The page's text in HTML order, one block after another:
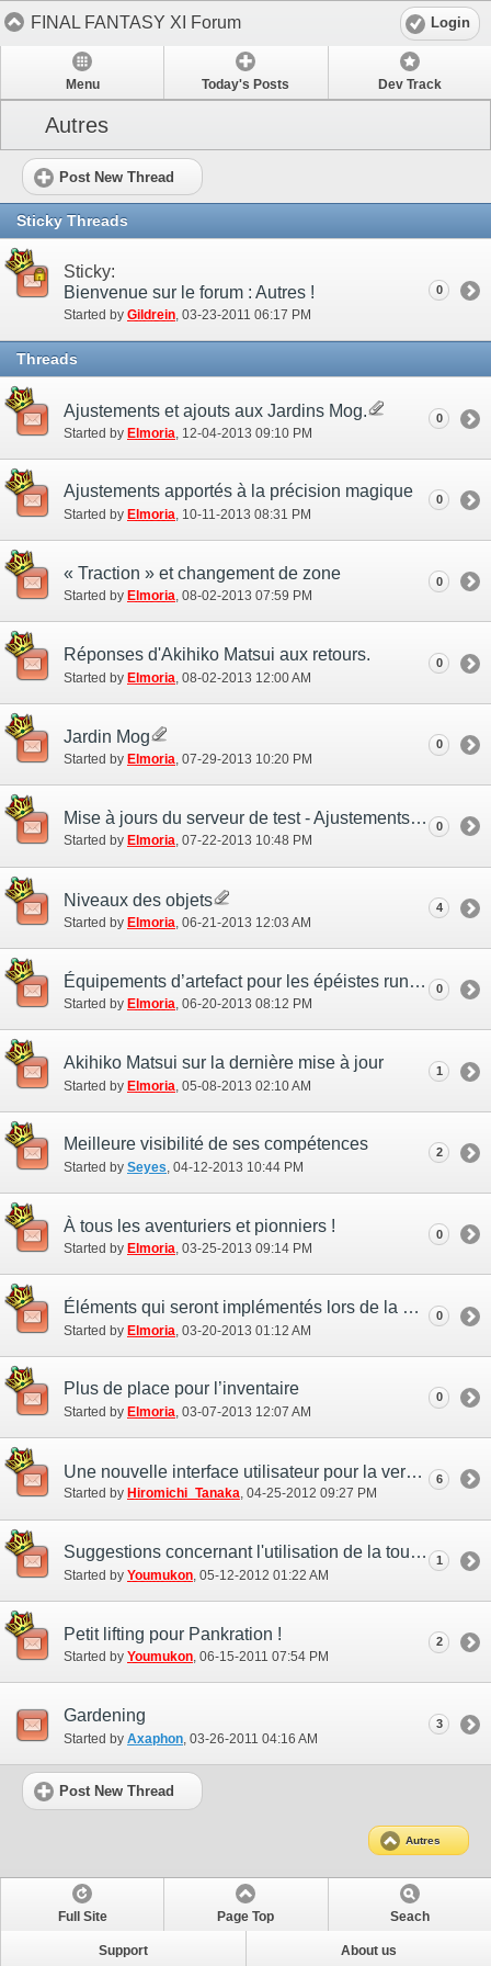
FINAL FANTASY XI Forum Login
Menu Today's Posts Dev Track
Autres
Post New Thread
Sticky Threads
Sticky:
Bienvenue sur le forum : Autres !
Started by Gildrein‎, 03-23-2011 06:17 PM
0
Threads
Ajustements et ajouts aux Jardins Mog.
Started by Elmoria ‎, 12-04-2013 09:10 PM
0
Ajustements apportés à la précision magique
Started by Elmoria‎, 10-11-2013 08:31 PM
0
« Traction » et changement de zone
Started by Elmoria‎, 08-02-2013 07:59 PM
0
Réponses d'Akihiko Matsui aux retours.
Started by Elmoria ‎, 08-02-2013 12:00 AM
0
Jardin Mog
Started by Elmoria‎, 07-29-2013 10:20 PM
0
Mise à jours du serveur de test - Ajustements des objets
Started by Elmoria‎, 07-22-2013 10:48 PM
0
Niveaux des objets
Started by Elmoria ‎, 06-21-2013 12:03 AM
4
Équipements d’artefact pour les épéistes runiques et les géomanciens.
Started by Elmoria‎, 06-20-2013 08:12 PM
0
Akihiko Matsui sur la dernière mise à jour
Started by Elmoria ‎, 05-08-2013 02:10 AM
1
Meilleure visibilité de ses compétences
Started by Seyes‎, 04-12-2013 10:44 PM
2
À tous les aventuriers et pionniers !
Started by Elmoria‎, 03-25-2013 09:14 PM
0
Éléments qui seront implémentés lors de la mise à jour du 27 mars
Started by Elmoria ‎, 03-20-2013 01:12 AM
0
Plus de place pour l’inventaire
Started by Elmoria‎, 03-07-2013 12:07 AM
0
Une nouvelle interface utilisateur pour la version Windows du jeu
Started by Hiromichi_Tanaka‎, 04-25-2012 09:27 PM
6
Suggestions concernant l'utilisation de la touche F8
Started by Youmukon ‎, 05-12-2012 01:22 AM
1
Petit lifting pour Pankration !
Started by Youmukon‎, 06-15-2011 07:54 PM
2
Gardening
Started by Axaphon ‎, 03-26-2011 04:16 AM
3
Post New Thread
Autres
Full Site Page Top Seach
Support About us